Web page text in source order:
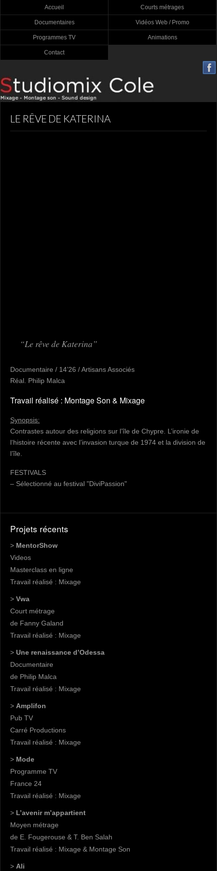
Accueil Courts métrages
Documentaires Vidéos Web / Promo
Programmes TV Animations
Contact
LE RÊVE DE KATERINA
Le rêve de Katerina
Documentaire / 14’26 / Artisans Associés
Réal. Philip Malca
Travail réalisé : Montage Son & Mixage
Synopsis:
Contrastes autour des religions sur l’île de Chypre. L’ironie de
l‘histoire récente avec l’invasion turque de 1974 et la division de
l’île.
FESTIVALS
– Sélectionné au festival "DiviPassion"
Projets récents
> MentorShow
Videos
Masterclass en ligne
Travail réalisé : Mixage
> Vwa
Court métrage
de Fanny Galand
Travail réalisé : Mixage
> Une renaissance d’Odessa
Documentaire
de Philip Malca
Travail réalisé : Mixage
> Amplifon
Pub TV
Carré Productions
Travail réalisé : Mixage
> Mode
Programme TV
France 24
Travail réalisé : Mixage
> L’avenir m’appartient
Moyen métrage
de E. Fougerouse & T. Ben Salah
Travail réalisé : Mixage & Montage Son
> Ali